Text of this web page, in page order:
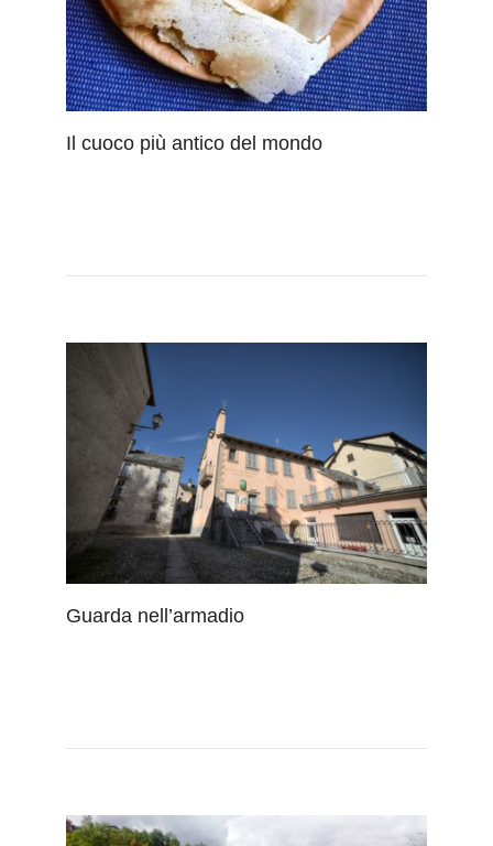
Il cuoco più antico del mondo
Guarda nell’armadio